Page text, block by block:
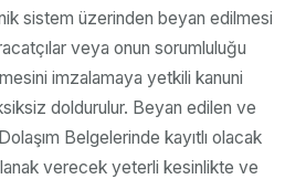
sistem üzerinden beyan edilmesi
veya onun sorumluluğu
imzalamaya yetkili kanuni
doldurulur. Beyan edilen ve
Belgelerinde kayıtlı olacak
verecek yeterli kesinlikte ve